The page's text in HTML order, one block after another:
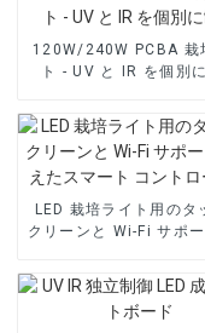
120W/240W PCBA 栽
ト - UV と IR を個別
LED 栽培ライト用のタ
クリーンと Wi-Fi サポー